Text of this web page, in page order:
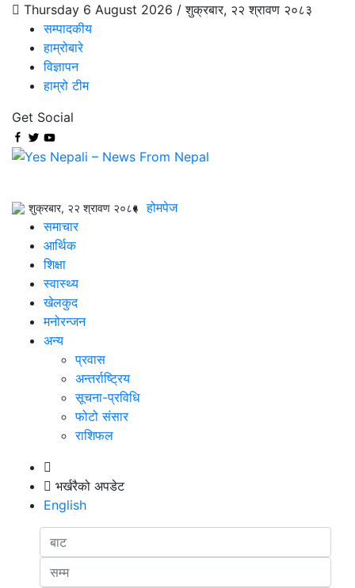
Thursday 6 August 2026 /शुक्रबार, २२ श्रावण २०८३
सम्पादकीय
हाम्रोबारे
विज्ञापन
हाम्रो टीम
Get Social
शुक्रबार, २२ श्रावण २०८३
होमपेज
समाचार
आर्थिक
शिक्षा
स्वास्थ्य
खेलकुद
मनोरन्जन
अन्य
प्रवास
अन्तर्राष्ट्रिय
सूचना-प्रविधि
फोटो संसार
राशिफल
भर्खरैको अपडेट
English